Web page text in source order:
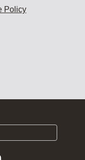
Policy